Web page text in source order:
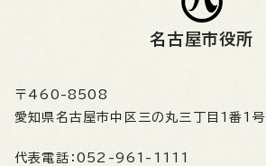
名古屋市役所
〒460-8508
愛知県名古屋市中区三の丸三丁目1番1号
代表電話： 052-961-1111